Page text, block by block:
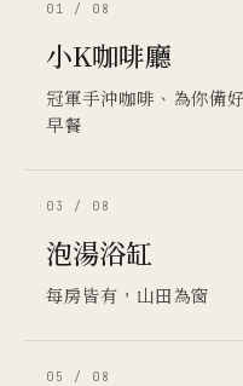
01 / 08
小K咖啡廳
冠軍手沖咖啡、為你備好
早餐
03 / 08
泡湯浴缸
每房皆有，山田為窗
05 / 08